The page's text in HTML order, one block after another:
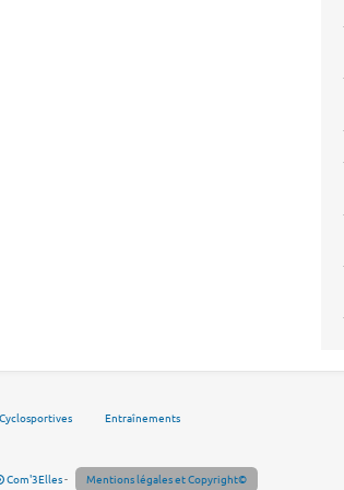
Cyclosportives Entraînements
Com'3Elles- Mentions légales et Copyright©